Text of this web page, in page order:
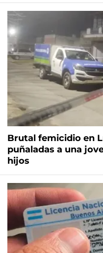
Brutal femicidio en
puñaladas a una
hijos